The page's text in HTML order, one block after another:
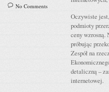
No Comments
Oczywiste
podmioty
ceny wzrosną.
próbując
Zespół na
detaliczną –
internetowej.